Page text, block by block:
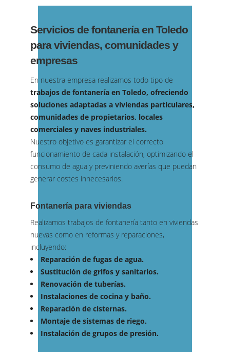
Servicios de fontanería en Toledo
para viviendas, comunidades y
empresas
En nuestra empresa realizamos todo tipo de
trabajos de fontanería en Toledo, ofreciendo
soluciones adaptadas a viviendas particulares,
comunidades de propietarios, locales
comerciales y naves industriales.
Nuestro objetivo es garantizar el correcto
funcionamiento de cada instalación, optimizando el
consumo de agua y previniendo averías que puedan
generar costes innecesarios.
Fontanería para viviendas
Realizamos trabajos de fontanería tanto en viviendas
nuevas como en reformas y reparaciones,
incluyendo:
Reparación de fugas de agua.
Sustitución de grifos y sanitarios.
Renovación de tuberías.
Instalaciones de cocina y baño.
Reparación de cisternas.
Montaje de sistemas de riego.
Instalación de grupos de presión.